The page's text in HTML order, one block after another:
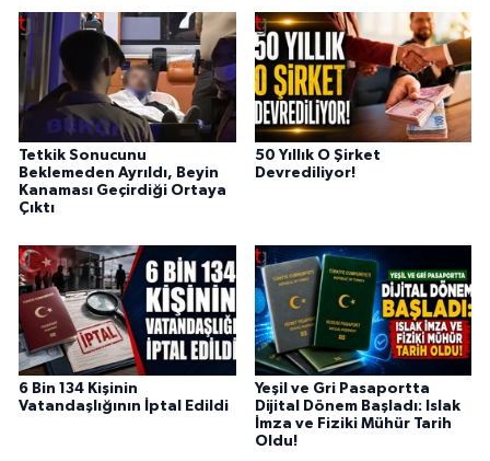
Tetkik Sonucunu
Beklemeden Ayrıldı, Beyin
Kanaması Geçirdiği Ortaya
Çıktı
50 Yıllık O Şirket
Devrediliyor!
6 Bin 134 Kişinin
Vatandaşlığının İptal Edildi
Yeşil ve Gri Pasaportta
Dijital Dönem Başladı: Islak
İmza ve Fiziki Mühür Tarih
Oldu!